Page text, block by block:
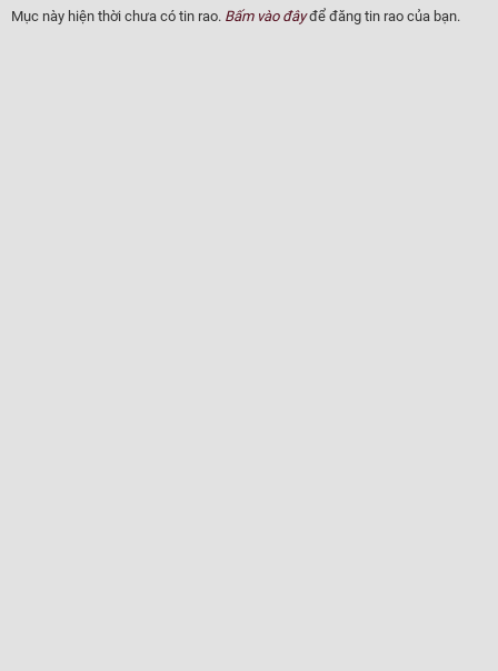
Mục này hiện thời chưa có tin rao. Bấm vào đâyđể đăng tin rao của bạn.